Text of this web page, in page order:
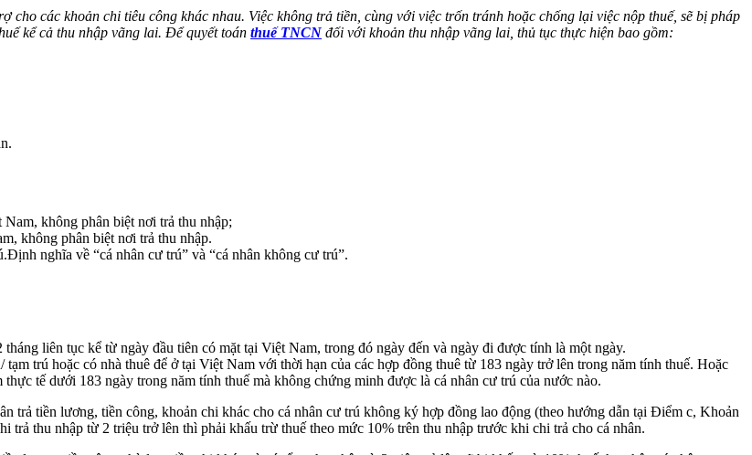
các khoản chi tiêu công khác nhau. Việc không trả tiền, cùng với việc trốn tránh hoặc chống lại việc nộp thuế, sẽ bị pháp
kể cả thu nhập vãng lai. Để quyết toán thuế TNCN đối với khoản thu nhập vãng lai, thủ tục thực hiện bao gồm:
không phân biệt nơi trả thu nhập;
không phân biệt nơi trả thu nhập.
nghĩa về “cá nhân cư trú” và “cá nhân không cư trú”.
liên tục kể từ ngày đầu tiên có mặt tại Việt Nam, trong đó ngày đến và ngày đi được tính là một ngày.
trú hoặc có nhà thuê để ở tại Việt Nam với thời hạn của các hợp đồng thuê từ 183 ngày trở lên trong năm tính thuế. Hoặc
tế dưới 183 ngày trong năm tính thuế mà không chứng minh được là cá nhân cư trú của nước nào.
tiền lương, tiền công, khoản chi khác cho cá nhân cư trú không ký hợp đồng lao động (theo hướng dẫn tại Điểm c, Khoản
thu nhập từ 2 triệu trở lên thì phải khấu trừ thuế theo mức 10% trên thu nhập trước khi chi trả cho cá nhân.